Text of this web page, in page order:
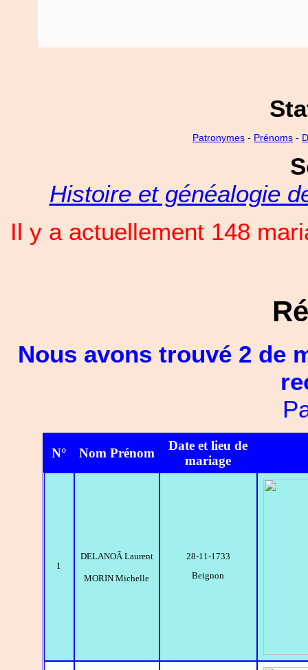
Patronymes - Prénoms -
Histoire et généalogie
Il y a actuellement 148
Nous avons trouvé 2 de
N° Nom Prénom
Date et lieu de
mariage
1
DELANOÃ Laurent
MORIN Michelle
28-11-1733
Beignon